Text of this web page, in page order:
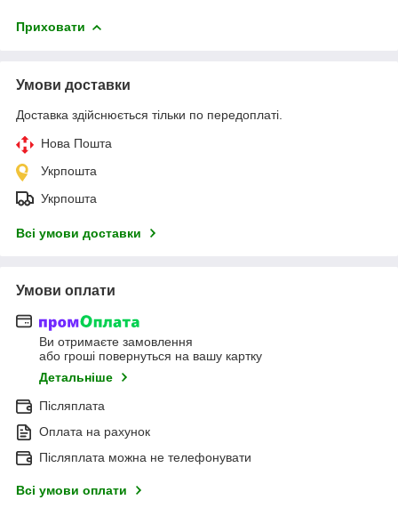
Приховати
Умови доставки
Доставка здійснюється тільки по передоплаті.
Нова Пошта
Укрпошта
Укрпошта
Всі умови доставки
Умови оплати
Ви отримаєте замовлення
або гроші повернуться на вашу картку
Детальніше
Післяплата
Оплата на рахунок
Післяплата можна не телефонувати
Всі умови оплати